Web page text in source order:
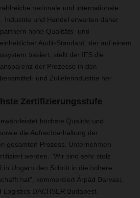
nationale und internationale
Industrie und Handel erwarten daher
hohe Qualitäts- und
Audit-Standard, der auf einem
basiert, stellt der IFS die
der Prozesse in den
und Zulieferindustrie her.
Zertifizierungsstufe
höchste Qualität und
die Aufrechterhaltung der
gesamten Prozess. Unternehmen
werden. "Wir sind sehr stolz
in Ungarn den Schritt in die höhere
hat", kommentiert Árpád Darvasi,
DACHSER Budapest.